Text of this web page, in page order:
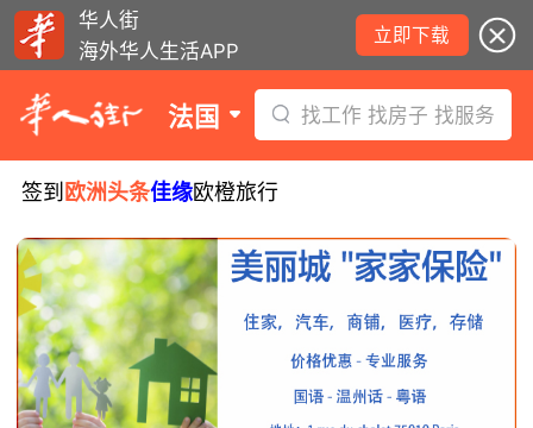
华人街
海外华人生活APP
立即下载
法国 找工作 找房子 找服务
签到 欧洲头条佳缘欧橙旅行